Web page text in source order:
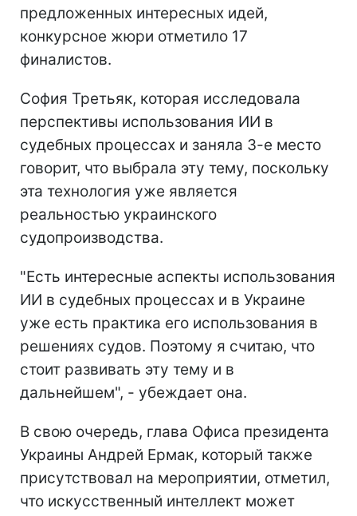
предложенных интересных идей,
конкурсное жюри отметило 17
финалистов.
София Третьяк, которая исследовала
перспективы использования ИИ в
судебных процессах и заняла 3-е место
говорит, что выбрала эту тему, поскольку
эта технология уже является
реальностью украинского
судопроизводства.
"Есть интересные аспекты использования
ИИ в судебных процессах и в Украине
уже есть практика его использования в
решениях судов. Поэтому я считаю, что
стоит развивать эту тему и в
дальнейшем", - убеждает она.
В свою очередь, глава Офиса президента
Украины Андрей Ермак, который также
присутствовал на мероприятии, отметил,
что искусственный интеллект может